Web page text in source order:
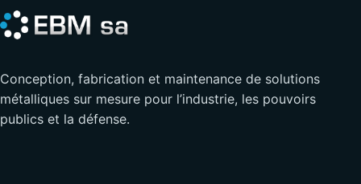
Conception, fabrication et maintenance de solutions
métalliques sur mesure pour l’industrie, les pouvoirs
publics et la défense.